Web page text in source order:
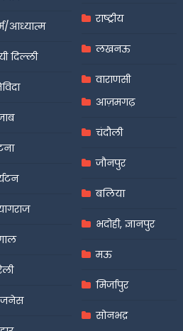
आध्यात्म
दिल्ली
राष्ट्रीय
लखनऊ
वाराणसी
आज़मगढ़
चंदौली
जौनपुर
बलिया
भदोही, ज्ञानपुर
मऊ
मिर्जापुर
सोनभद्र